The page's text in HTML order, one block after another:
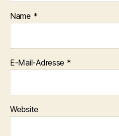
Name *
E-Mail-Adresse *
Website